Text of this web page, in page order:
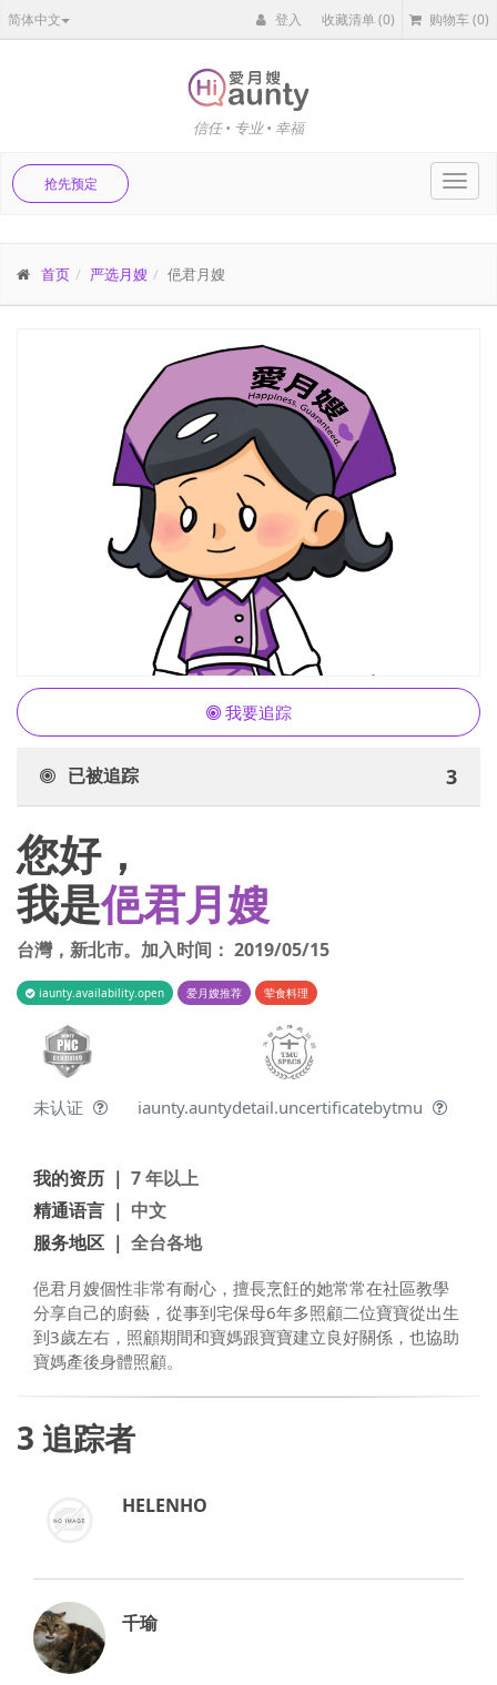
简体中文 登入 收藏清单(0) 购物车(0)
信任 • 专业 • 幸福
抢先预定
首页 严选月嫂 俋君月嫂
我要追踪
已被追踪 3
您好，
我是俋君月嫂
台灣， 新北市。加入时间： 2019/05/15
iaunty.availability.open 爱月嫂推荐 荤食料理
未认证 iaunty.auntydetail.uncertificatebytmu
我的资历 ｜ 7 年以上
精通语言 ｜ 中文
服务地区 ｜ 全台各地
俋君月嫂個性非常有耐心，擅長烹飪的她常常在社區教學
分享自己的廚藝，從事到宅保母6年多照顧二位寶寶從出生
到3歲左右，照顧期間和寶媽跟寶寶建立良好關係，也協助
寶媽產後身體照顧。
3 追踪者
HELENHO
千瑜